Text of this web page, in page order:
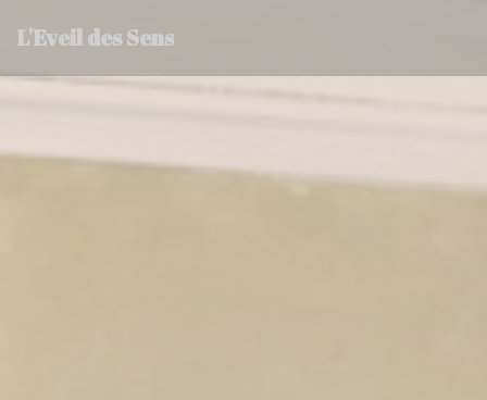
L'Eveil des Sens